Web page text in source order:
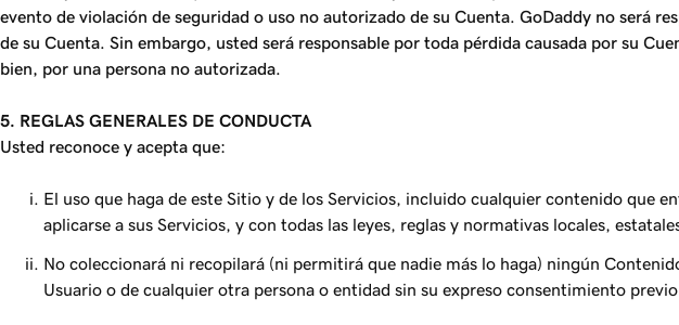
evento de violación de seguridad o uso no autorizado de su Cuenta. GoDaddy no será
de su Cuenta. Sin embargo, usted será responsable por toda pérdida causada por su
bien, por una persona no autorizada.
5. REGLAS GENERALES DE CONDUCTA
Usted reconoce y acepta que:
El uso que haga de este Sitio y de los Servicios, incluido cualquier contenido que
aplicarse a sus Servicios, y con todas las leyes, reglas y normativas locales,
No coleccionará ni recopilará (ni permitirá que nadie más lo haga) ningún
Usuario o de cualquier otra persona o entidad sin su expreso consentimiento